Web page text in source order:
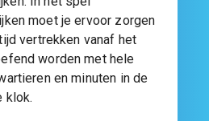
moet je ervoor zorgen
vertrekken vanaf het
worden met hele
en minuten in de
klok.